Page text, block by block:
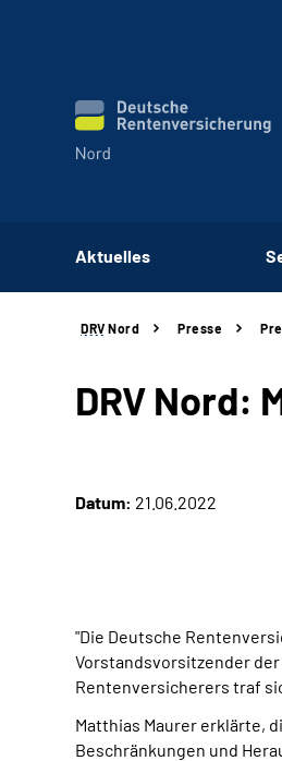
Aktuelles
DRV Nord Presse
DRV Nord:
Datum: 21.06.2022
"Die Deutsche
Vorstandsvorsitzender
Rentenversicherers traf
Matthias Maurer erklärte,
Beschränkungen und